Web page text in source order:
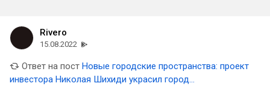
Rivero
15.08.2022
Ответ на пост Новые городские пространства: проект
инвестора Николая Шихиди украсил город